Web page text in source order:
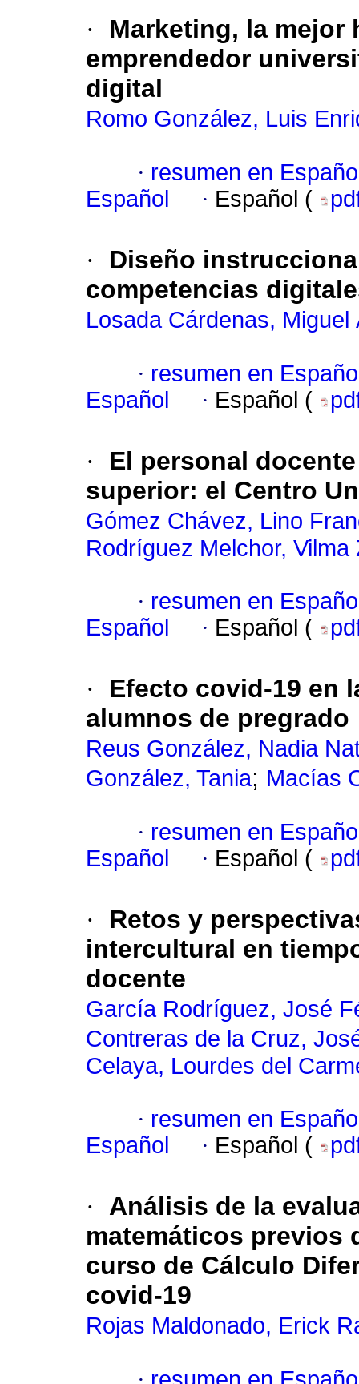
·
Marketing, la mejor
emprendedor
digital
Romo González, Luis
· resumen en
Español
· Español (
·
Diseño
competencias
Losada Cárdenas, Miguel
· resumen en
Español
· Español (
·
El personal
superior: el Centro
Gómez Chávez, Lino
Rodríguez Melchor,
· resumen en
Español
· Español (
·
Efecto covid-19 en
alumnos de pregrado
Reus González, Nadia
González, Tania; Macías
· resumen en
Español
· Español (
·
Retos y
intercultural en
docente
García Rodríguez, José
Contreras de la Cruz,
Celaya, Lourdes del
· resumen en
Español
· Español (
·
Análisis de la
matemáticos previos
curso de Cálculo
covid-19
Rojas Maldonado, Erick